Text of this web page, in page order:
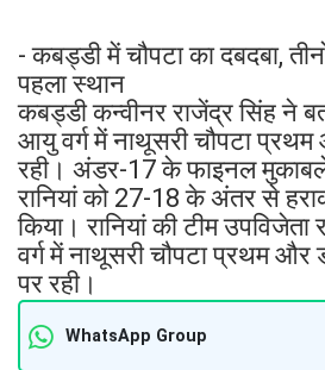
- कबड्डी में चौपटा का दबदबा,
पहला स्थान
कबड्डी कन्वीनर राजेंद्र सिंह ने
आयु वर्ग में नाथूसरी चौपटा प्रथम
रही। अंडर-17 के फाइनल
रानियां को 27-18 के अंतर से
किया। रानियां की टीम
वर्ग में नाथूसरी चौपटा प्रथम और
पर रही।
WhatsApp Group